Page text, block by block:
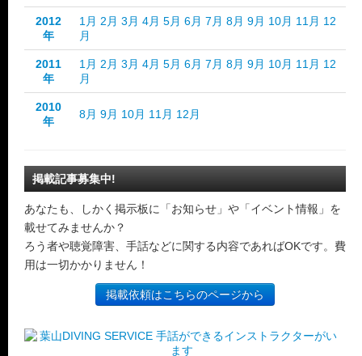
2012
年
1月 2月 3月 4月 5月 6月 7月 8月 9月 10月 11月 12
月
2011
年
1月 2月 3月 4月 5月 6月 7月 8月 9月 10月 11月 12
月
2010
年
8月 9月 10月 11月 12月
掲載記事募集中!
あなたも、しかく掲示板に「お知らせ」や「イベント情報」を
載せてみませんか？
ろう者や聴覚障害、手話などに関する内容であればOKです。費
用は一切かかりません！
掲載依頼はこちらのページから